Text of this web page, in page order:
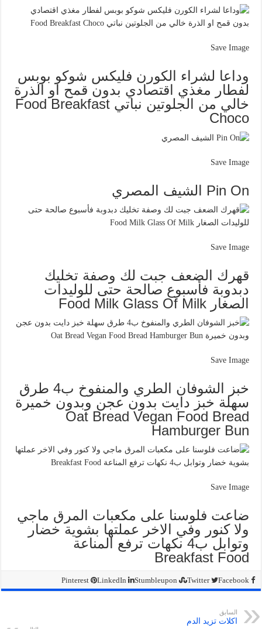
Save Image
وداعا لشراء الكورن فليكس شوكو بوبس
لفطار مغذي اقتصادي بدون قمح او الذرة
خالي من الجلوتين نباتي Food Breakfast
Choco
Save Image
Pin On الشيف المصري
Save Image
قهرك الضعف جبت لك وصفة تخليك
دبدوبة فأسبوع صالحة حتى للوليدات
الصغار Food Milk Glass Of Milk
Save Image
خبز الشوفان الطري والمنفوخ ب4 طرق
سهلة خبز دايت بدون عجن وبدون خميرة
Oat Bread Vegan Food Bread
Hamburger Bun
Save Image
ضاعت فلوسنا على مكعبات المرق ماجي
ولا كنور وفي الاخر عملتها بشوية خضار
وتوابل ب4 نكهات ترفع المناعة
Breakfast Food
Facebook
Twitter
Stumbleupon
LinkedIn
Pinterest
السابق
اكلات تزيد الدم